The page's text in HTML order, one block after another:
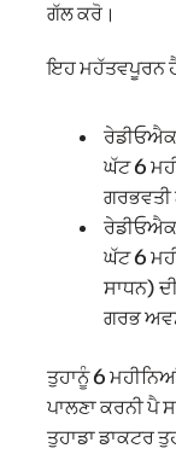
ਗੱਲ ਕਰੋ।
ਇਹ ਮਹੱਤਵਪੂਰਨ ਹੈ
ਘੱਟ 6
ਗਰਭਵਤੀ
ਘੱਟ 6
ਸਾਧਨ)
ਗਰਭ
ਤੁਹਾਨੂੰ 6
ਪਾਲਣਾ ਕਰਨੀ ਪੈ
ਤੁਹਾਡਾ ਡਾਕਟਰ